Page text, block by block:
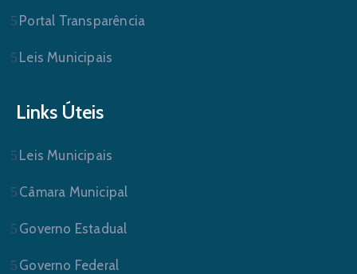
Portal Transparência
Leis Municipais
Links Úteis
Leis Municipais
Câmara Municipal
Governo Estadual
Governo Federal